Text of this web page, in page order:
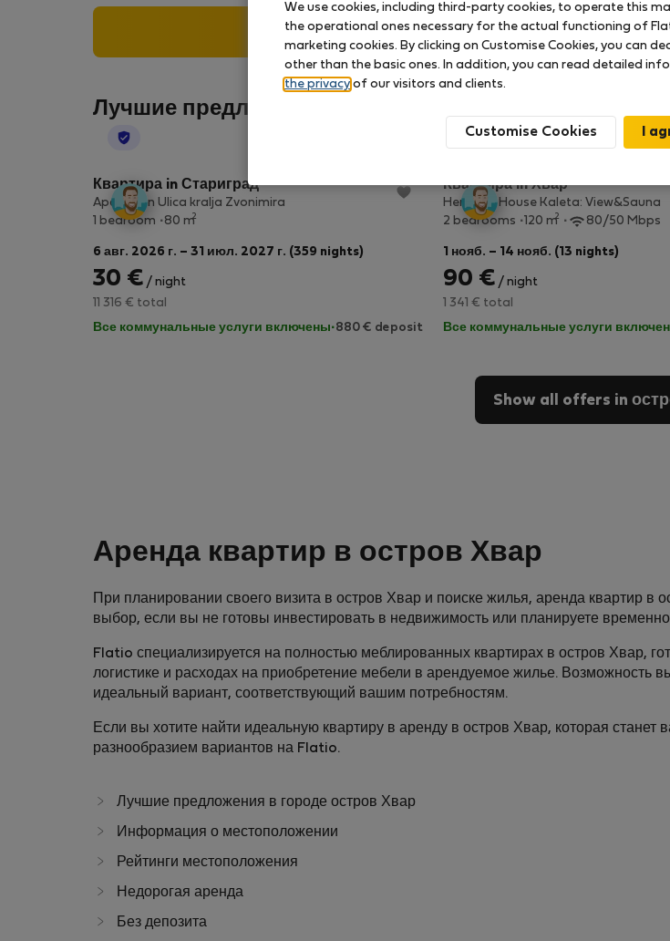
Search
Лучшие предложения в городе остров Хвар
Квартира in Стариград
Apartman Ulica kralja Zvonimira
1 bedroom
80 m2
6 авг. 2026 г. – 31 июл. 2027 г. (359 nights)
30 € / night
11 316 € total
Все коммунальные услуги включены·880 € deposit
StayProtection
+ Stay Benefits
Квартира in Хвар
Heritage House Kaleta: View&Sauna
2 bedrooms
120 m2 80/50 Mbps
1 нояб. – 14 нояб. (13 nights)
90 € / night
1 341 € total
Все коммунальные услуги
Show all offers in
Аренда квартир в остров Хвар
При планировании своего визита в остров Хвар и поиске жилья, аренда квартир в
выбор, если вы не готовы инвестировать в недвижимость или планируете
Flatio специализируется на полностью меблированных квартирах в остров Хвар,
логистике и расходах на приобретение мебели в арендуемое жилье. Возможность
идеальный вариант, соответствующий вашим потребностям.
Если вы хотите найти идеальную квартиру в аренду в остров Хвар, которая
разнообразием вариантов на Flatio.
Лучшие предложения в городе остров Хвар
Информация о местоположении
Рейтинги местоположения
Недорогая аренда
Без депозита
We use cookies, including third-party cookies, to operate this
the operational ones necessary for the actual functioning of
marketing cookies. By clicking on Customise Cookies, you can
other than the basic ones. In addition, you can read detailed
the privacy of our visitors and clients.
Customise Cookies